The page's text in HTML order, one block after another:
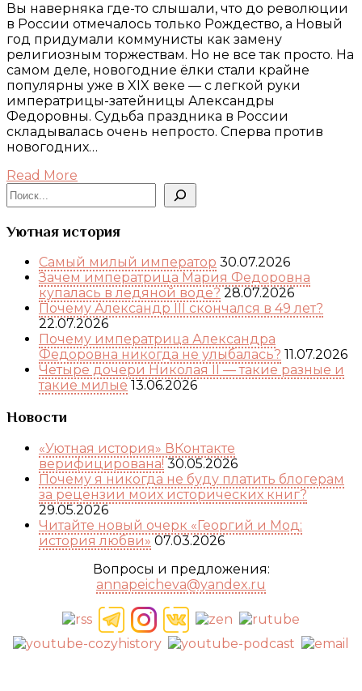
Вы наверняка где-то слышали, что до революции
в России отмечалось только Рождество, а Новый
год придумали коммунисты как замену
религиозным торжествам. Но не все так просто. На
самом деле, новогодние ёлки стали крайне
популярны уже в XIX веке — с легкой руки
императрицы-затейницы Александры
Федоровны. Судьба праздника в России
складывалась очень непросто. Сперва против
новогодних…
Read More
Поиск
Уютная история
Самый милый император 30.07.2026
Зачем императрица Мария Федоровна
купалась в ледяной воде? 28.07.2026
Почему Александр III скончался в 49 лет?
22.07.2026
Почему императрица Александра
Федоровна никогда не улыбалась? 11.07.2026
Четыре дочери Николая II — такие разные и
такие милые 13.06.2026
Новости
«Уютная история» ВКонтакте
верифицирована! 30.05.2026
Почему я никогда не буду платить блогерам
за рецензии моих исторических книг?
29.05.2026
Читайте новый очерк «Георгий и Мод:
история любви» 07.03.2026
Вопросы и предложения:
annapeicheva@yandex.ru